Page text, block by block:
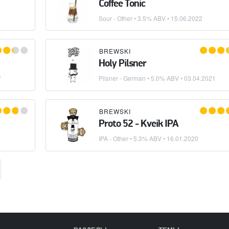
Coffee Tonic
Sour - Other• 3.5% ABV • 15.06.2022
BREWSKI
Holy Pilsner
Pilsner - German • 5.0% ABV •03.04.2021
BREWSKI
Proto 52 - Kveik IPA
IPA - Other• 5.3% ABV • 16.01.2020